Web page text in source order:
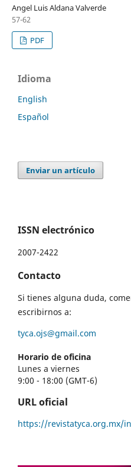
Angel Luis Aldana Valverde
57-62
PDF
Idioma
English
Español
Enviar un artículo
ISSN electrónico
2007-2422
Contacto
Si tienes alguna duda,
escribirnos a:
tyca.ojs@gmail.com
Horario de oficina
Lunes a viernes
9:00 - 18:00 (GMT-6)
URL oficial
https://revistatyca.org.mx/